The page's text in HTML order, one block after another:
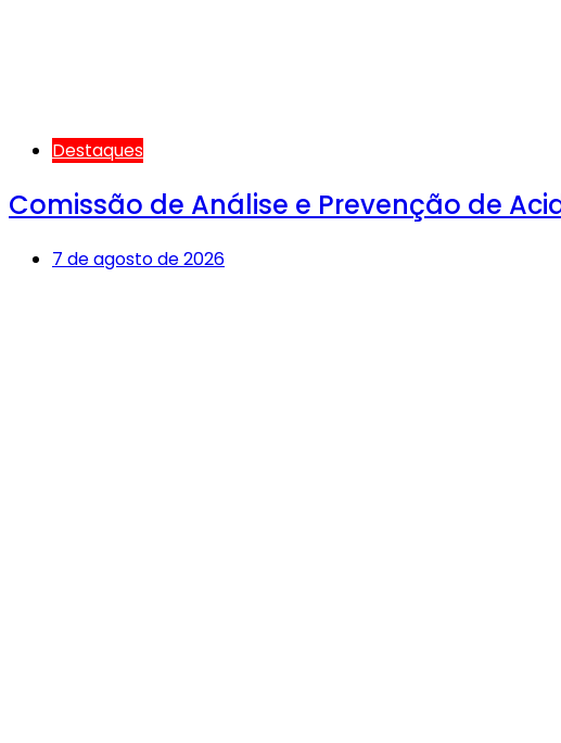
Destaques
Comissão de Análise e Prevenção de
7 de agosto de 2026